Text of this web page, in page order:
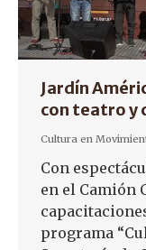
Jardín
con teatro y
Cultura en
Con
en el Camión
programa